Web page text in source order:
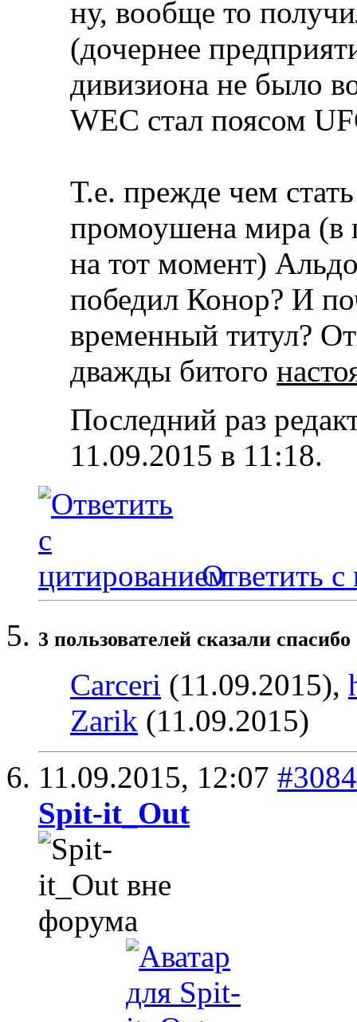
ну, вообще то
(дочернее
дивизиона не было
WEC стал поясом
Т.е. прежде чем
промоушена мира (в
на тот момент)
победил Конор? И
временный титул?
дважды битого
Последний раз
11.09.2015 в 11:18.
Ответить с
3 пользователей сказали
Carceri (11.09.2015),
Zarik (11.09.2015)
11.09.2015, 12:07 #3084
Spit-it_Out